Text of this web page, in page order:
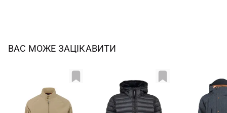
ВАС МОЖЕ ЗАЦІКАВИТИ